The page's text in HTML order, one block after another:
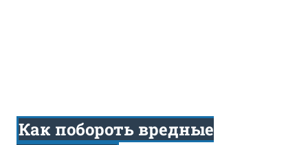
Как побороть вредные